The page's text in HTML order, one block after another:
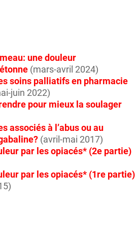
une douleur
(mars-avril 2024)
soins palliatifs en pharmacie
juin 2022)
pour mieux la soulager
associés à l’abus ou au
(avril-mai 2017)
par les opiacés* (2e partie)
par les opiacés* (1re partie)